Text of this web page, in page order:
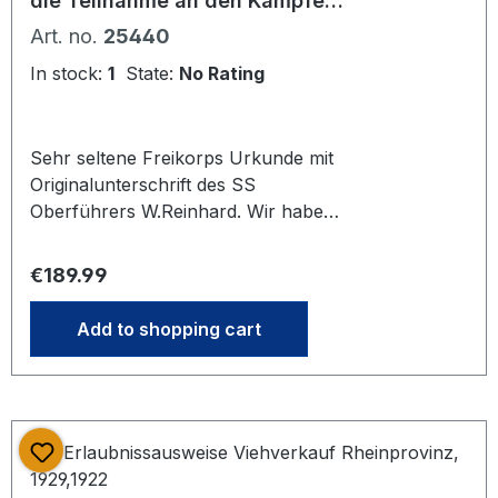
des Freikorps Zeitfreiwilligen-
Regiment Leipzig
Art. no. 25440
In stock: 1 State: No Rating
Sehr seltene Freikorps Urkunde mit
Originalunterschrift des SS
Oberführers W.Reinhard. Wir haben
gefunden. Mit Original Umschlag.
allem Verbindungsstudenten
schlagender Korporationen aus dem
Leipziger Waffenring bildeten den
Freiwilligenregiments, welches 1919
zur Aufrechterhaltung der Ordnung
in Leipzig aufgestellt wurde. Im März
Regular price:
€189.99
Add to shopping cart